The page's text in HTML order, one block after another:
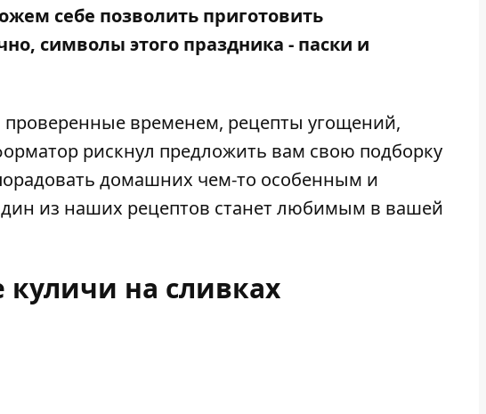
себе позволить приготовить
символы этого праздника - паски и
проверенные временем, рецепты угощений,
рискнул предложить вам свою подборку
домашних чем-то особенным и
из наших рецептов станет любимым в вашей
куличи на сливках